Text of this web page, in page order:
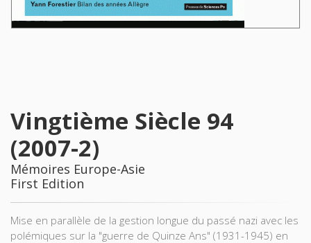
Vingtième Siècle 94
(2007-2)
Mémoires Europe-Asie
First Edition
Mise en parallèle de la gestion longue du passé nazi avec les
polémiques sur la "guerre de Quinze Ans" (1931-1945) en